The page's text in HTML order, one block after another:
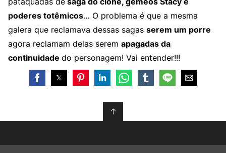
poderes totêmicos… O problema é que a mesma
galera que reclamava dessas sagas serem um porre
agora reclamam delas serem apagadas da
continuidade do personagem! Vai entender!!!
↑